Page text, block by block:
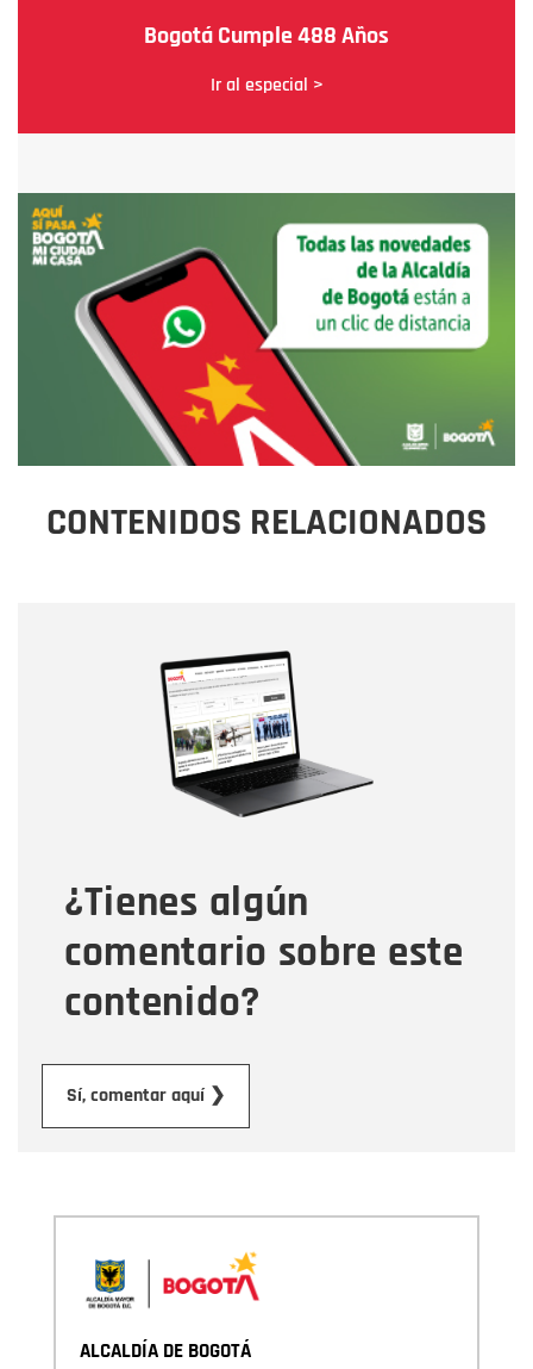
Bogotá Cumple 488 Años
Ir al especial >
CONTENIDOS RELACIONADOS
¿Tienes algún
comentario sobre este
contenido?
Sí, comentar aquí ❯
Correo electrónico
Tipo de comentario
Mensaje
ALCALDÍA DE BOGOTÁ